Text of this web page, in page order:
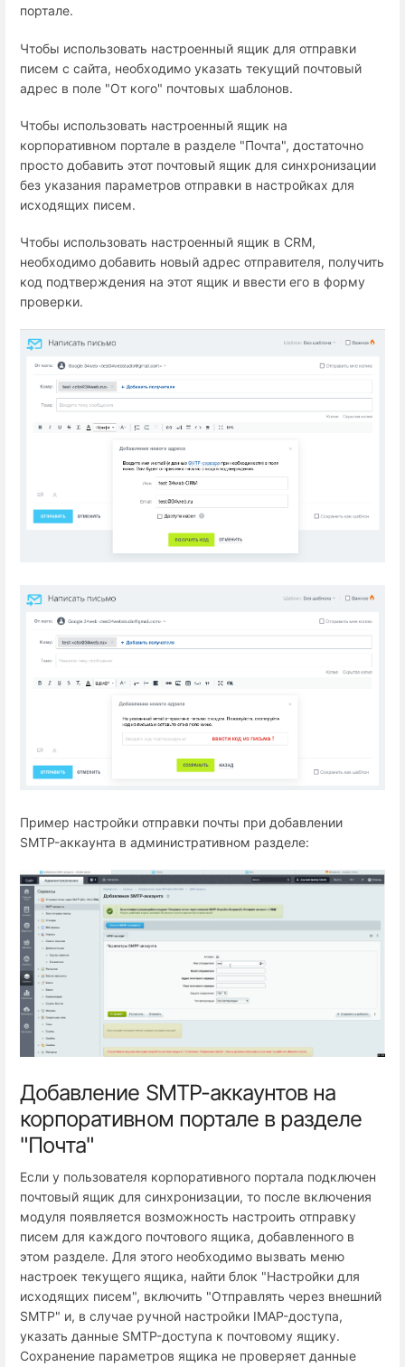
портале.
Чтобы использовать настроенный ящик для отправки
писем с сайта, необходимо указать текущий почтовый
адрес в поле "От кого" почтовых шаблонов.
Чтобы использовать настроенный ящик на
корпоративном портале в разделе "Почта", достаточно
просто добавить этот почтовый ящик для синхронизации
без указания параметров отправки в настройках для
исходящих писем.
Чтобы использовать настроенный ящик в CRM,
необходимо добавить новый адрес отправителя, получить
код подтверждения на этот ящик и ввести его в форму
проверки.
Пример настройки отправки почты при добавлении
SMTP-аккаунта в административном разделе:
Добавление SMTP-аккаунтов на
корпоративном портале в разделе
"Почта"
Если у пользователя корпоративного портала подключен
почтовый ящик для синхронизации, то после включения
модуля появляется возможность настроить отправку
писем для каждого почтового ящика, добавленного в
этом разделе. Для этого необходимо вызвать меню
настроек текущего ящика, найти блок "Настройки для
исходящих писем", включить "Отправлять через внешний
SMTP" и, в случае ручной настройки IMAP-доступа,
указать данные SMTP-доступа к почтовому ящику.
Сохранение параметров ящика не проверяет данные